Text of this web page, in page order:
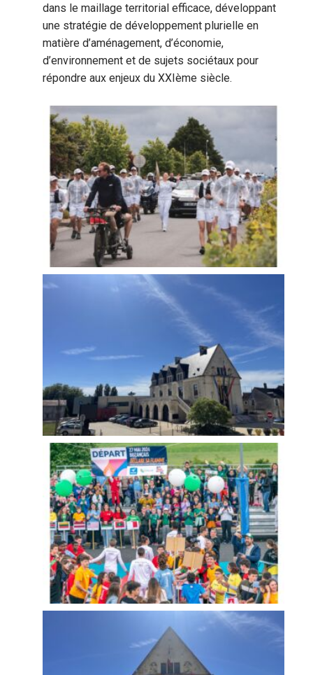
dans le maillage territorial efficace, développant
une stratégie de développement plurielle en
matière d’aménagement, d’économie,
d’environnement et de sujets sociétaux pour
répondre aux enjeux du XXIème siècle.